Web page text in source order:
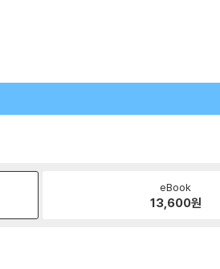
eBook
13,600원